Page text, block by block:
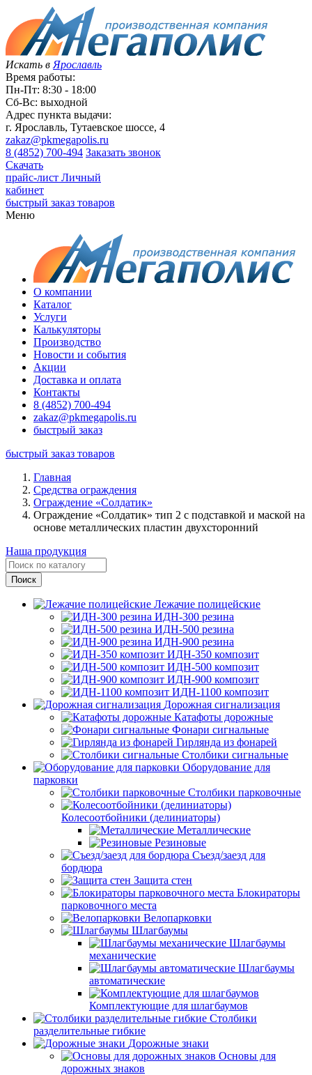
Искать в Ярославль
Время работы:
Пн-Пт: 8:30 - 18:00
Сб-Вс: выходной
Адрес пункта выдачи:
г. Ярославль, Тутаевское шоссе, 4
zakaz@pkmegapolis.ru
8 (4852) 700-494 Заказать звонок
Скачать
прайс-лист Личный
кабинет
быстрый заказ товаров
Меню
О компании
Каталог
Услуги
Калькуляторы
Производство
Новости и события
Акции
Доставка и оплата
Контакты
8 (4852) 700-494
zakaz@pkmegapolis.ru
быстрый заказ
быстрый заказ товаров
Главная
Средства ограждения
Ограждение «Солдатик»
Ограждение «Солдатик» тип 2 с подставкой и маской на
основе металлических пластин двухсторонний
Наша продукция
Лежачие полицейские
ИДН-300 резина
ИДН-500 резина
ИДН-900 резина
ИДН-350 композит
ИДН-500 композит
ИДН-900 композит
ИДН-1100 композит
Дорожная сигнализация
Катафоты дорожные
Фонари сигнальные
Гирлянда из фонарей
Столбики сигнальные
Оборудование для
парковки
Столбики парковочные
Колесоотбойники (делиниаторы)
Металлические
Резиновые
Съезд/заезд для
бордюра
Защита стен
Блокираторы
парковочного места
Велопарковки
Шлагбаумы
Шлагбаумы
механические
Шлагбаумы
автоматические
Комплектующие для шлагбаумов
Столбики
разделительные гибкие
Дорожные знаки
Основы для
дорожных знаков